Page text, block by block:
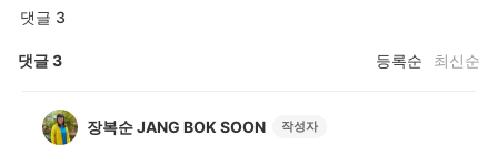
댓글 3
댓글3 등록순 최신순
장복순 JANG BOK SOON 작성자